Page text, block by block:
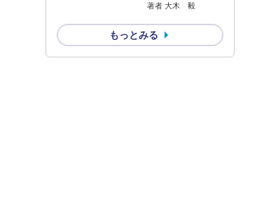
著者 大木 毅
もっとみる